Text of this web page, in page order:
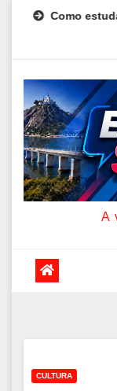
para o Enem:
A
CULTURA